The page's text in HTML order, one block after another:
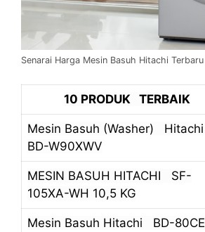
Senarai Harga Mesin Basuh Hitachi Terbaru
10 PRODUK TERBAIK
Mesin Basuh (Washer) Hitachi
BD-W90XWV
MESIN BASUH HITACHI SF-
105XA-WH 10,5 KG
Mesin Basuh Hitachi BD-80CE